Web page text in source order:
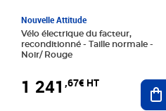
Nouvelle Attitude
Vélo électrique du facteur,
reconditionné - Taille normale -
Noir/ Rouge
1 241 ,67€ HT